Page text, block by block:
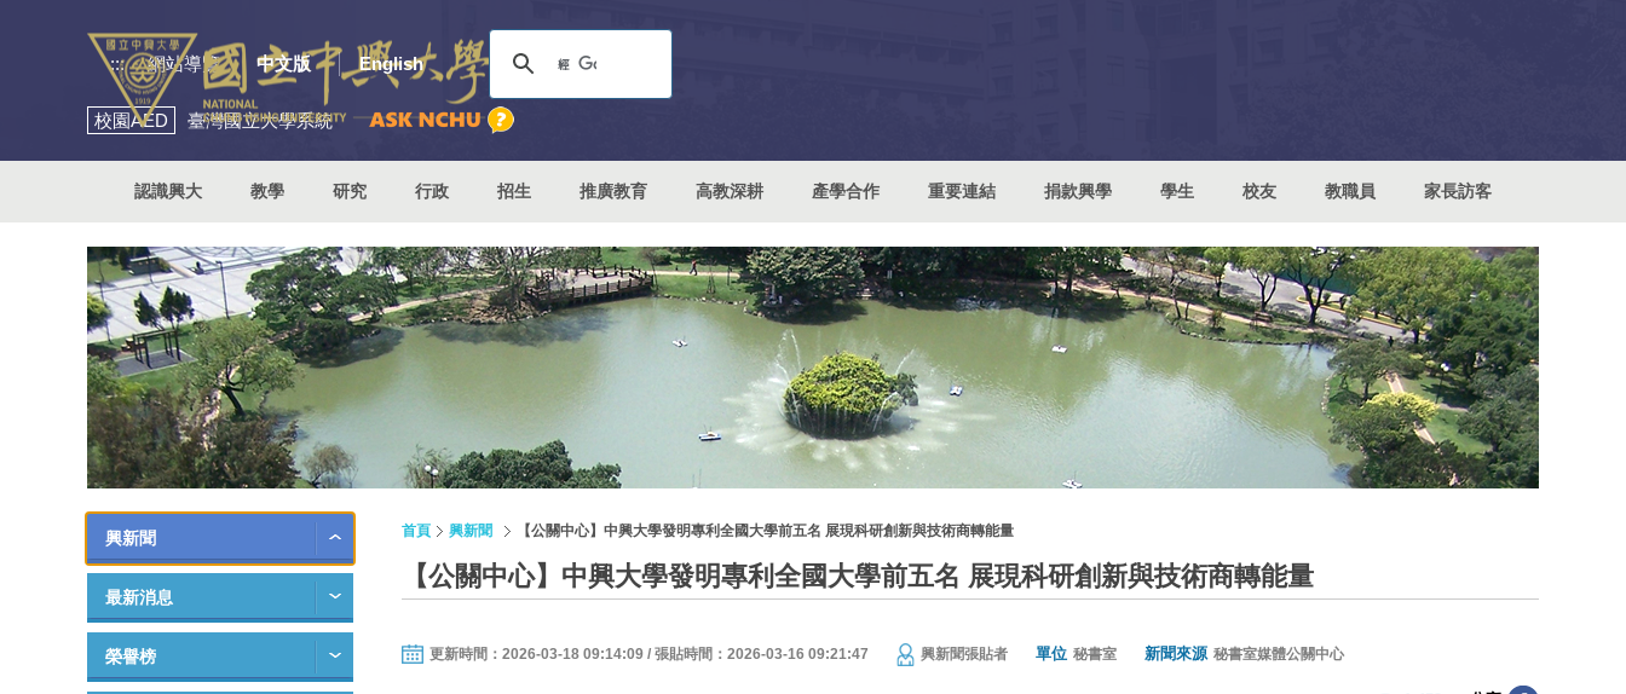
::: 網站導覽 中文版 English
校園AED 臺灣國立大學系統
認識興大 教學 研究 行政 招生 推廣教育 高教深耕 產學合作 重要連結 捐款興學 學生 校友 教職員 家長訪客
興新聞
最新消息
榮譽榜
首頁 興新聞 【公關中心】中興大學發明專利全國大學前五名 展現科研創新與技術商轉能量
【公關中心】中興大學發明專利全國大學前五名 展現科研創新與技術商轉能量
更新時間：2026-03-18 09:14:09 / 張貼時間：2026-03-16 09:21:47 興新聞張貼者 單位 秘書室 新聞來源 秘書室媒體公關中心